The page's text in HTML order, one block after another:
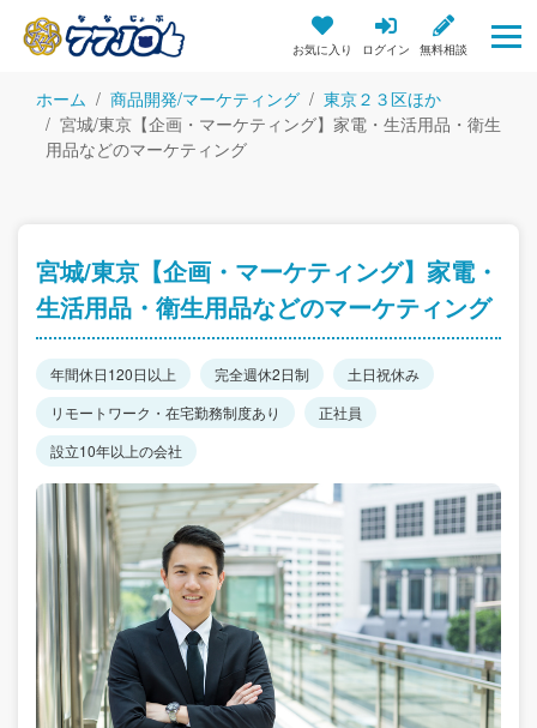
お気に入り ログイン 無料相談
ホーム 商品開発/マーケティング
東京２３区ほか
宮城/東京【企画・マーケティング】家電・生活用品・衛生
用品などのマーケティング
宮城/東京【企画・マーケティング】家電・
生活用品・衛生用品などのマーケティング
年間休日120日以上 完全週休2日制
土日祝休み
リモートワーク・在宅勤務制度あり
正社員
設立10年以上の会社